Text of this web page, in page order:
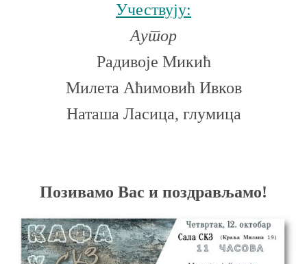
Учествују:
Аутор
Радивоје Микић
Милета Аћимовић Ивков
Наташа Ласица, глумица
Позивамо Вас и поздрављамо!